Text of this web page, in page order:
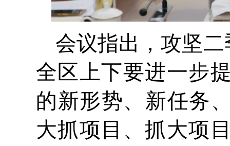
会议指出，攻坚
全区上下要进一步
的新形势、新任务
大抓项目、抓大项